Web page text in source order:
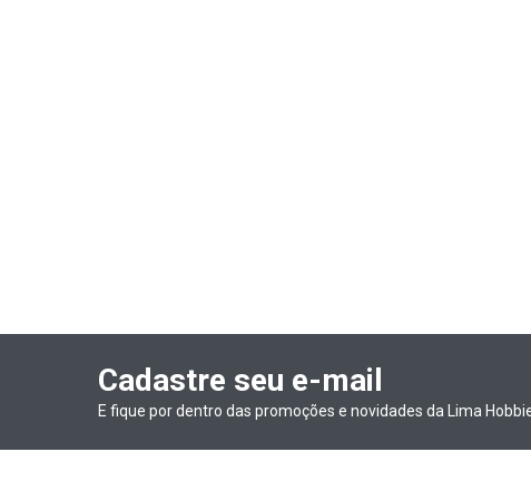
Cadastre seu e-mail
E fique por dentro das promoções e novidades da Lima